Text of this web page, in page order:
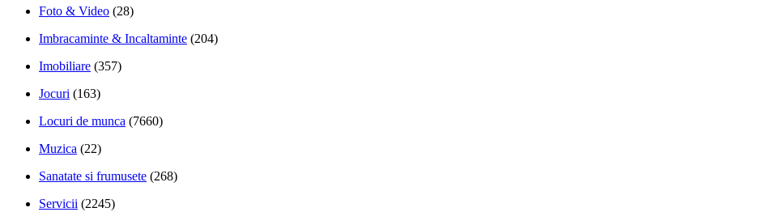
Foto & Video (28)
Imbracaminte & Incaltaminte (204)
Imobiliare (357)
Jocuri (163)
Locuri de munca (7660)
Muzica (22)
Sanatate si frumusete (268)
Servicii (2245)